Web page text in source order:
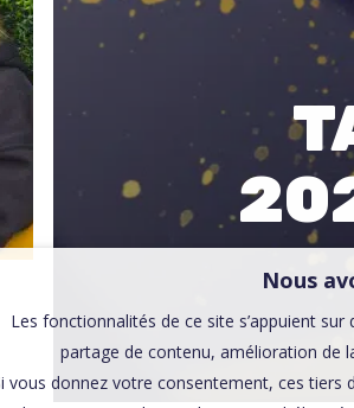
Nous
Les fonctionnalités de ce site s’appuient
partage de contenu, amélioration de
vous donnez votre consentement, ces